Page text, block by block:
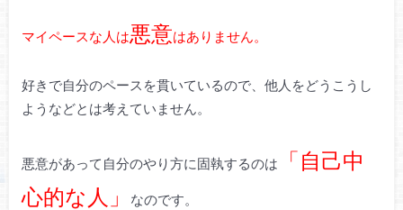
マイペースな人は悪意はありません。
好きで自分のペースを貫いているので、他人をどうこうし
ようなどとは考えていません。
悪意があって自分のやり方に固執するのは
「自己中
心的な人」
なのです。